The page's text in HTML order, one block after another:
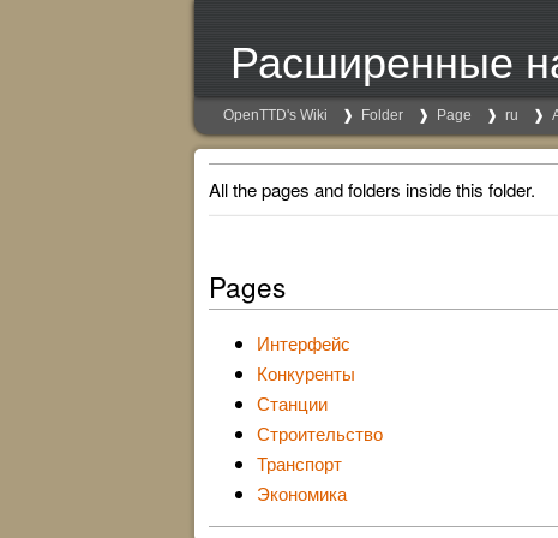
Расширенные
OpenTTD's Wiki Folder Page ru
All the pages and folders inside this folder.
Pages
Интерфейс
Конкуренты
Станции
Строительство
Транспорт
Экономика